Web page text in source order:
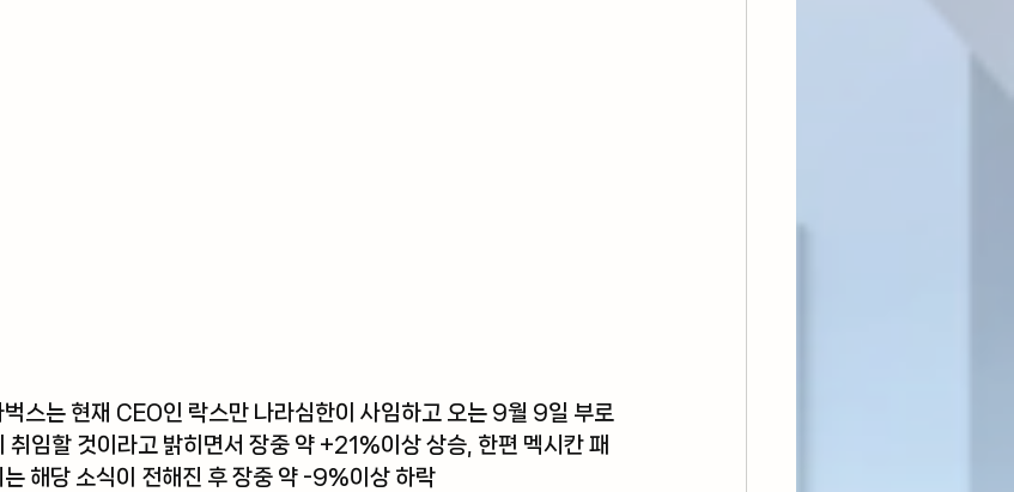
벅스는 현재 CEO인 락스만 나라심한이 사임하고 오는 9월 9일 부로
취임할 것이라고 밝히면서 장중 약 +21%이상 상승, 한편 멕시칸 패
는 해당 소식이 전해진 후 장중 약 -9%이상 하락